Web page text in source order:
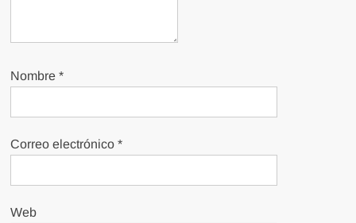
Nombre*
Correo electrónico*
Web